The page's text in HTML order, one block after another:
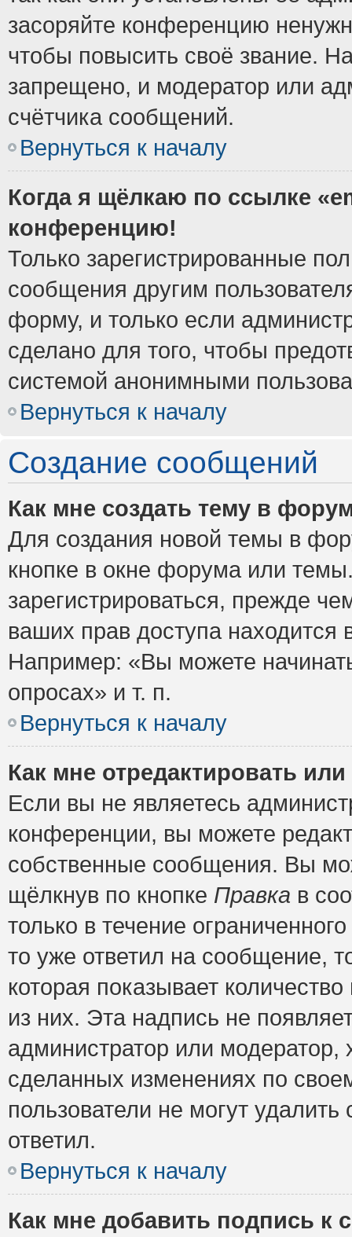
засоряйте конференцию
чтобы повысить своё звание.
запрещено, и модератор или
счётчика сообщений.
Вернуться к началу
Когда я щёлкаю по ссылке
конференцию!
Только зарегистрированные
сообщения другим
форму, и только если
сделано для того, чтобы
системой анонимными
Вернуться к началу
Создание сообщений
Как мне создать тему в
Для создания новой темы в
кнопке в окне форума или
зарегистрироваться, прежде
ваших прав доступа
Например: «Вы можете
опросах» и т. п.
Вернуться к началу
Как мне отредактировать
Если вы не являетесь
конференции, вы можете
собственные сообщения. Вы
щёлкнув по кнопке Правка в
только в течение
то уже ответил на сообщение,
которая показывает
из них. Эта надпись не
администратор или модератор,
сделанных изменениях по
пользователи не могут
ответил.
Вернуться к началу
Как мне добавить подпись к